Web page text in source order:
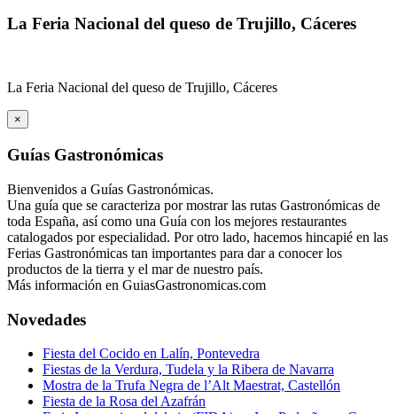
La Feria Nacional del queso de Trujillo, Cáceres
La Feria Nacional del queso de Trujillo, Cáceres
×
Guías Gastronómicas
Bienvenidos a Guías Gastronómicas.
Una guía que se caracteriza por mostrar las rutas Gastronómicas de
toda España, así como una Guía con los mejores restaurantes
catalogados por especialidad. Por otro lado, hacemos hincapié en las
Ferias Gastronómicas tan importantes para dar a conocer los
productos de la tierra y el mar de nuestro país.
Más información en GuiasGastronomicas.com
Novedades
Fiesta del Cocido en Lalín, Pontevedra
Fiestas de la Verdura, Tudela y la Ribera de Navarra
Mostra de la Trufa Negra de l’Alt Maestrat, Castellón
Fiesta de la Rosa del Azafrán